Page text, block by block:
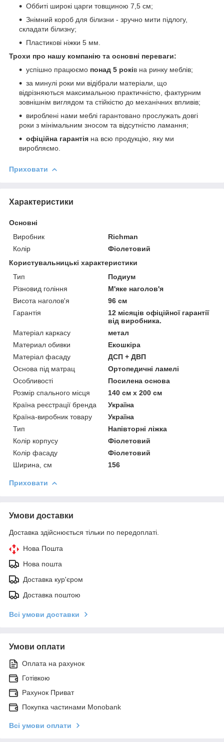
Оббиті широкі царги товщиною 7,5 см;
Знімний короб для білизни - зручно мити підлогу,
складати білизну;
Пластикові ніжки 5 мм.
Трохи про нашу компанію та основні переваги:
успішно працюємо понад 5 років на ринку меблів;
за минулі роки ми відібрали матеріали, що
відрізняються максимальною практичністю, фактурним
зовнішнім виглядом та стійкістю до механічних впливів;
вироблені нами меблі гарантовано прослужать довгі
роки з мінімальним зносом та відсутністю ламання;
офіційна гарантія на всю продукцію, яку ми
виробляємо.
Приховати
Характеристики
Основні
Виробник
Richman
Колір
Фіолетовий
Користувальницькі характеристики
Тип
Подиум
Різновид гоління
М'яке наголов'я
Висота наголов'я
96 см
Гарантія
12 місяців офіційної гарантії
від виробника.
Матеріал каркасу
метал
Материал обивки
Екошкіра
Матеріал фасаду
ДСП + ДВП
Основа під матрац
Ортопедичні ламелі
Особливості
Посилена основа
Розмір спального місця
140 см х 200 см
Країна реєстрації бренда
Україна
Країна-виробник товару
Україна
Тип
Напівторні ліжка
Колір корпусу
Фіолетовий
Колір фасаду
Фіолетовий
Ширина, см
156
Приховати
Умови доставки
Доставка здійснюється тільки по передоплаті.
Нова Пошта
Нова пошта
Доставка кур'єром
Доставка поштою
Всі умови доставки
Умови оплати
Оплата на рахунок
Готівкою
Рахунок Приват
Покупка частинами Monobank
Всі умови оплати